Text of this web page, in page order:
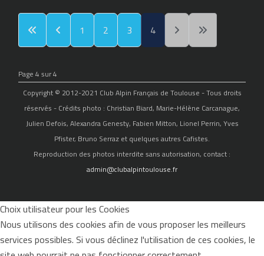
1 2 3 4
Page 4 sur 4
Copyright © 2012-2021 Club Alpin Français de Toulouse - Tous droits
réservés - Crédits photo : Christian Biard, Marie-Hélène Carcanague,
Julien Defois, Alexandra Genesty, Fabien Mitton, Lionel Perrin, Yves
Pfister, Bruno Serraz et quelques autres Cafistes.
Reproduction des photos interdite sans autorisation, contact :
admin@clubalpintoulouse.fr
Choix utilisateur pour les Cookies
Nous utilisons des cookies afin de vous proposer les meilleurs
services possibles. Si vous déclinez l'utilisation de ces cookies, le